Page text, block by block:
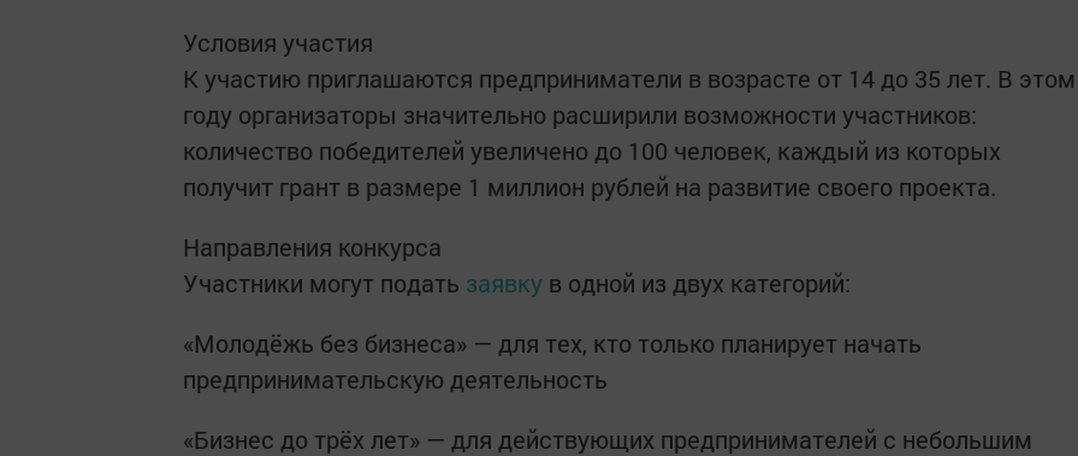
Условия участия
К участию приглашаются предприниматели в возрасте от 14 до 35 лет. В этом
году организаторы значительно расширили возможности участников:
количество победителей увеличено до 100 человек, каждый из которых
получит грант в размере 1 миллион рублей на развитие своего проекта.
Направления конкурса
Участники могут подать заявку в одной из двух категорий:
«Молодёжь без бизнеса» — для тех, кто только планирует начать
предпринимательскую деятельность
«Бизнес до трёх лет» — для действующих предпринимателей с небольшим